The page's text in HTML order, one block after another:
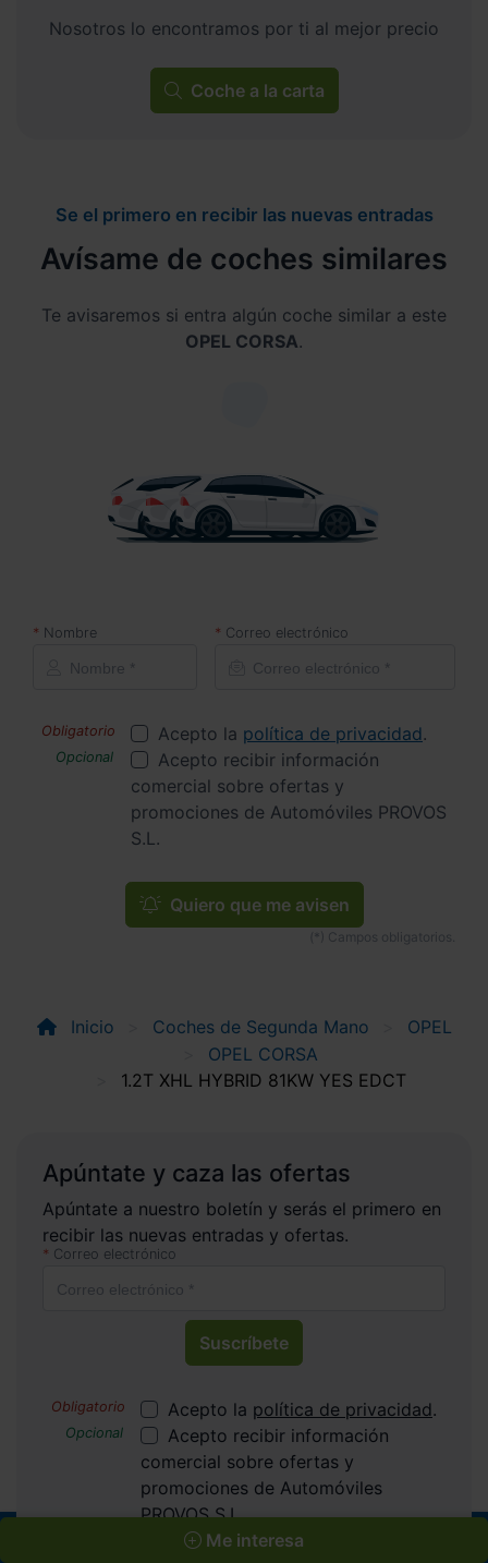
Nosotros lo encontramos por ti al mejor precio
Coche a la carta
Se el primero en recibir las nuevas entradas
Avísame de coches similares
Te avisaremos si entra algún coche similar a este
OPEL CORSA.
Nombre Correo electrónico
Acepto la política de privacidad.
Acepto recibir información
comercial sobre ofertas y
promociones de Automóviles PROVOS
S.L.
Quiero que me avisen
Me interesa
Inicio Coches de Segunda Mano
OPEL
OPEL CORSA
1.2T XHL HYBRID 81KW YES EDCT
Apúntate y caza las ofertas
Apúntate a nuestro boletín y serás el primero en
recibir las nuevas entradas y ofertas.
Correo electrónico
Suscríbete
Acepto la política de privacidad.
Acepto recibir información
comercial sobre ofertas y
promociones de Automóviles
PROVOS S.L.